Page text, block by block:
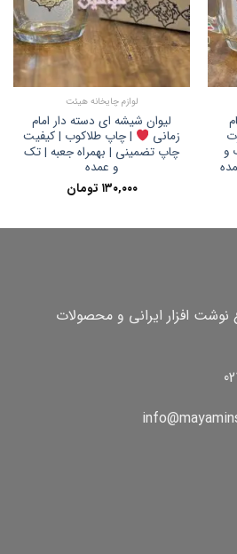
و
لوازم چایخانه هیئت
لیوان شیشه ای دسته دار امام
زمانی
| چاپ طلاکوب | کیفیت
چاپ تضمینی | بهمراه جعبه | تک
و عمده
۱۳۰,۰۰۰ تومان
نوشت افزار ایرانی و محصولات